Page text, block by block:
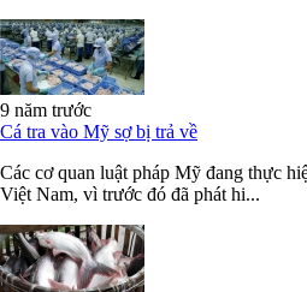
9 năm trước
Cá tra vào Mỹ sợ bị trả về
Các cơ quan luật pháp Mỹ đang thực
Việt Nam, vì trước đó đã phát hi...